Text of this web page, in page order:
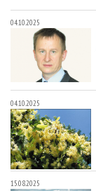
04.10.2025
04.10.2025
15.08.2025